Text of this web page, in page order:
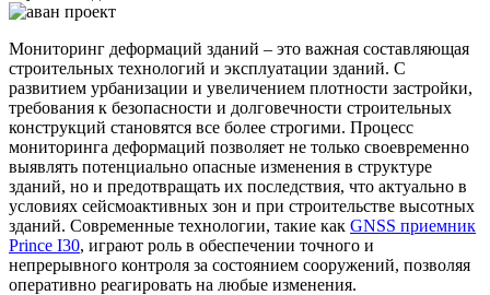
Мониторинг деформаций зданий – это важная составляющая
строительных технологий и эксплуатации зданий. С
развитием урбанизации и увеличением плотности застройки,
требования к безопасности и долговечности строительных
конструкций становятся все более строгими. Процесс
мониторинга деформаций позволяет не только своевременно
выявлять потенциально опасные изменения в структуре
зданий, но и предотвращать их последствия, что актуально в
условиях сейсмоактивных зон и при строительстве высотных
зданий. Современные технологии, такие как GNSS приемник
Prince I30, играют роль в обеспечении точного и
непрерывного контроля за состоянием сооружений, позволяя
оперативно реагировать на любые изменения.